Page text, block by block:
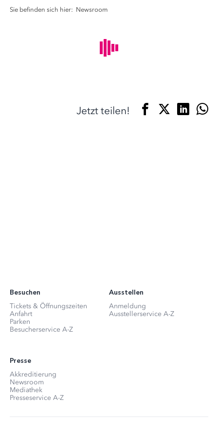
Sie befinden sich hier: Newsroom
Jetzt teilen!
Besuchen
Tickets & Öffnungszeiten
Anfahrt
Parken
Besucherservice A-Z
Ausstellen
Anmeldung
Ausstellerservice A-Z
Presse
Akkreditierung
Newsroom
Mediathek
Presseservice A-Z